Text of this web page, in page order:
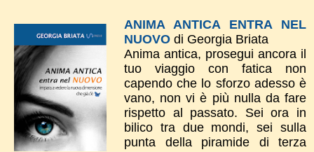
ANIMA ANTICA ENTRA NEL
NUOVO di Georgia Briata
Anima antica, prosegui ancora il
tuo viaggio con fatica non
capendo che lo sforzo adesso è
vano, non vi è più nulla da fare
rispetto al passato. Sei ora in
bilico tra due mondi, sei sulla
punta della piramide di terza